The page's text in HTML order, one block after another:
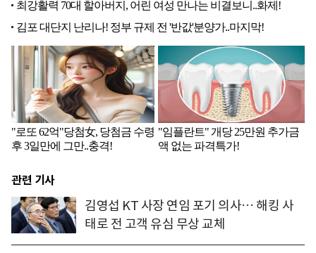
관련 기사
김영섭 KT 사장 연임 포기 의사… 해킹 사
태로 전 고객 유심 무상 교체